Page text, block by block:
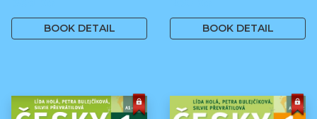
BOOK DETAIL BOOK DETAIL